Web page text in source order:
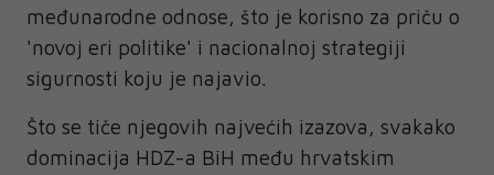
međunarodne odnose, što je korisno za priču o
'novoj eri politike' i nacionalnoj strategiji
sigurnosti koju je najavio.
Što se tiče njegovih najvećih izazova, svakako
dominacija HDZ-a BiH među hrvatskim